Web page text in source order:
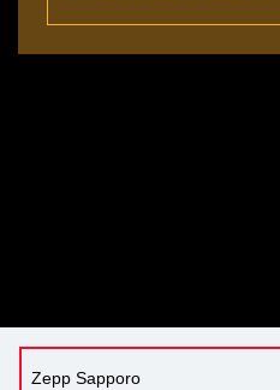
Zepp Sapporo